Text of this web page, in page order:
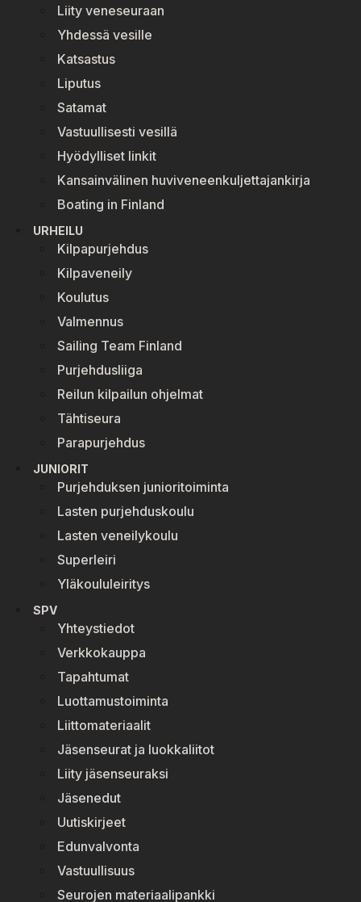
Liity veneseuraan
Yhdessä vesille
Katsastus
Liputus
Satamat
Vastuullisesti vesillä
Hyödylliset linkit
Kansainvälinen huviveneenkuljettajankirja
Boating in Finland
URHEILU
Kilpapurjehdus
Kilpaveneily
Koulutus
Valmennus
Sailing Team Finland
Purjehdusliiga
Reilun kilpailun ohjelmat
Tähtiseura
Parapurjehdus
JUNIORIT
Purjehduksen junioritoiminta
Lasten purjehduskoulu
Lasten veneilykoulu
Superleiri
Yläkoululeiritys
SPV
Yhteystiedot
Verkkokauppa
Tapahtumat
Luottamustoiminta
Liittomateriaalit
Jäsenseurat ja luokkaliitot
Liity jäsenseuraksi
Jäsenedut
Uutiskirjeet
Edunvalvonta
Vastuullisuus
Seurojen materiaalipankki